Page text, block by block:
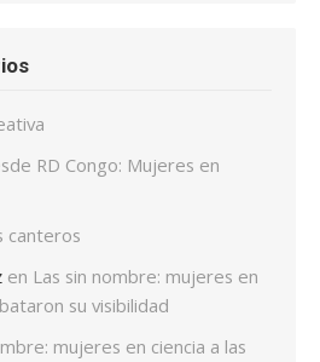
RD Congo: Mujeres en
canteros
en Las sin nombre: mujeres en
su visibilidad
mujeres en ciencia a las